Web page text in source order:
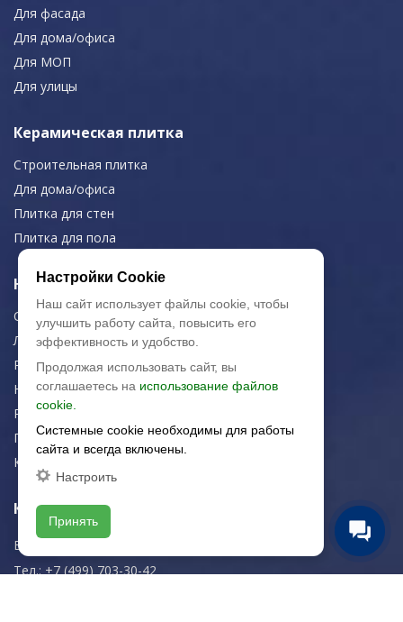
Для фасада
Для дома/офиса
Для МОП
Для улицы
Керамическая плитка
Строительная плитка
Для дома/офиса
Плитка для стен
Плитка для пола
Навигация
О компании
Логистика
Резка керамогранита
Новости
Рекомендации
Портфолио
Контакты
Контактная информация
E-mail:
Тел.: +7 (499) 703-30-42
Настройки Cookie
Наш сайт использует файлы cookie, чтобы
улучшить работу сайта, повысить его
эффективность и удобство.
Продолжая использовать сайт, вы
соглашаетесь на использование файлов
cookie.
Системные cookie необходимы для работы
сайта и всегда включены.
Настроить
Принять